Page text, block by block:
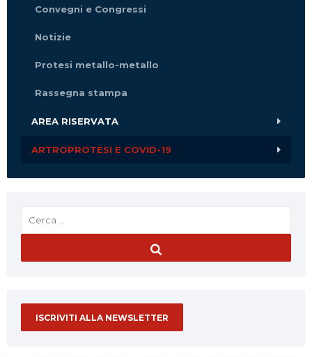
Convegni e Congressi
Notizie
Protesi metallo-metallo
Rassegna stampa
AREA RISERVATA
ARTROPROTESI E COVID-19
ISCRIVITI ALLA NEWSLETTER